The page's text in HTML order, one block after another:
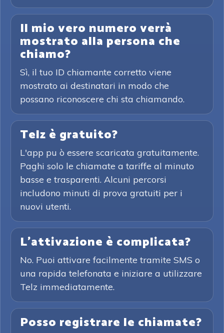
Il mio vero numero verrà
mostrato alla persona che
chiamo?
Sì, il tuo ID chiamante corretto viene
mostrato ai destinatari in modo che
possano riconoscere chi sta chiamando.
Telz è gratuito?
L'app pu ò essere scaricata gratuitamente.
Paghi solo le chiamate a tariffe al minuto
basse e trasparenti. Alcuni percorsi
includono minuti di prova gratuiti per i
nuovi utenti.
L'attivazione è complicata?
No. Puoi attivare facilmente tramite SMS o
una rapida telefonata e iniziare a utilizzare
Telz immediatamente.
Posso registrare le chiamate?